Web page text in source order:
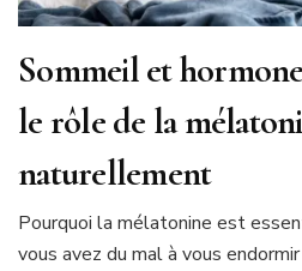
Sommeil et
le rôle de la
naturellement
Pourquoi la mélatonine est
vous avez du mal à vous